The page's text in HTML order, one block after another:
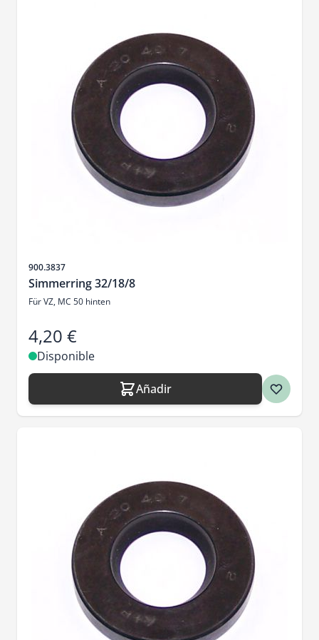
SKU
900.3837
Simmerring 32/18/8
Für VZ, MC 50 hinten
4,20 €
Disponible
Añadir